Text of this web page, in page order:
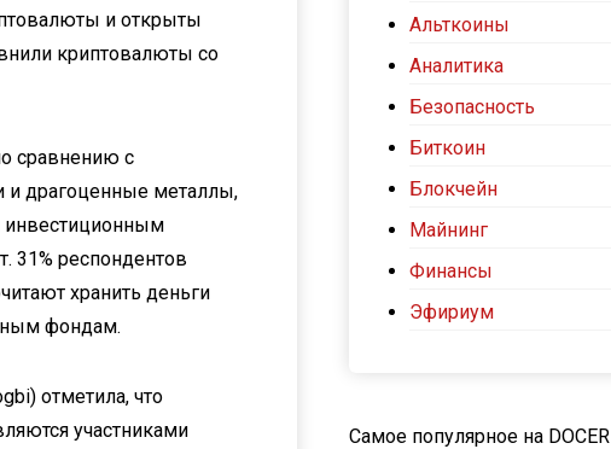
и открыты
криптовалюты со
сравнению с
и драгоценные металлы,
инвестиционным
31% респондентов
хранить деньги
фондам.
отметила, что
участниками
Альткоины
Аналитика
Безопасность
Биткоин
Блокчейн
Майнинг
Финансы
Эфириум
Самое популярное на DOCER